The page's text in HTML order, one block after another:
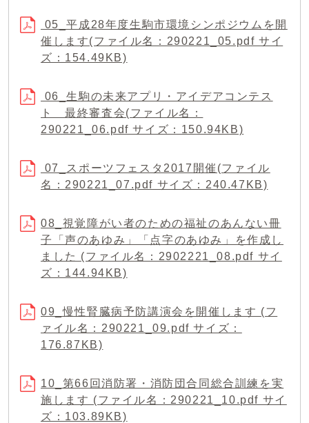
05_平成28年度生駒市環境シンポジウムを開
催します(ファイル名：290221_05.pdf サイ
ズ：154.49KB)
06_生駒の未来アプリ・アイデアコンテス
ト 最終審査会(ファイル名：
290221_06.pdf サイズ：150.94KB)
07_スポーツフェスタ2017開催(ファイル
名：290221_07.pdf サイズ：240.47KB)
08_視覚障がい者のための福祉のあんない冊
子「声のあゆみ」「点字のあゆみ」を作成し
ました (ファイル名：2902221_08.pdf サイ
ズ：144.94KB)
09_慢性腎臓病予防講演会を開催します (フ
ァイル名：290221_09.pdf サイズ：
176.87KB)
10_第66回消防署・消防団合同総合訓練を実
施します (ファイル名：290221_10.pdf サイ
ズ：103.89KB)